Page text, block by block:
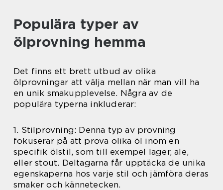
Populära typer av
ölprovning hemma
Det finns ett brett utbud av olika
ölprovningar att välja mellan när man vill ha
en unik smakupplevelse. Några av de
populära typerna inkluderar:
1. Stilprovning: Denna typ av provning
fokuserar på att prova olika öl inom en
specifik ölstil, som till exempel lager, ale,
eller stout. Deltagarna får upptäcka de unika
egenskaperna hos varje stil och jämföra deras
smaker och kännetecken.